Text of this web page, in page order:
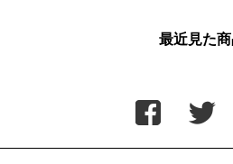
最近見た